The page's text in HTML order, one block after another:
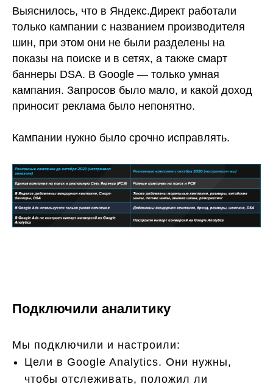
Выяснилось, что в Яндекс.Директ работали
только кампании с названием производителя
шин, при этом они не были разделены на
показы на поиске и в сетях, а также смарт
баннеры DSA. В Google — только умная
кампания. Запросов было мало, и какой доход
приносит реклама было непонятно.
Кампании нужно было срочно исправлять.
Подключили аналитику
Мы подключили и настроили:
Цели в Google Analytics. Они нужны,
чтобы отслеживать, положил ли